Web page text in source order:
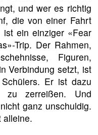
und wer es richtig
die von einer Fahrt
ein einziger «Fear
Trip. Der Rahmen,
Figuren,
Verbindung setzt, ist
Er ist dazu
zu zerreißen. Und
ganz unschuldig.
alleine.